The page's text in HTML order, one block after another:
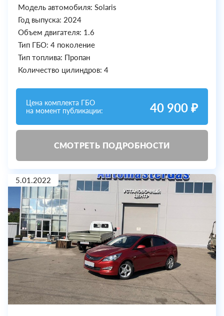
Модель автомобиля: Solaris
Год выпуска: 2024
Объем двигателя: 1.6
Тип ГБО: 4 поколение
Тип топлива: Пропан
Количество цилиндров: 4
Цена комплекта ГБО
на момент публикации:
40 900 ₽
СМОТРЕТЬ ПОДРОБНОСТИ
5.01.2022